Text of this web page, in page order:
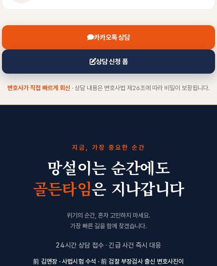
카카오톡 상담
상담 신청 폼
변호사가 직접 빠르게 회신 · 상담 내용은 변호사법 제26조에 따라 비밀이 보장됩니다.
지금, 가장 중요한 순간
망설이는 순간에도
골든타임은 지나갑니다
위기의 순간, 혼자 고민하지 마세요.
가장 빠른 길을 함께 찾겠습니다.
24시간 상담 접수 · 긴급 사건 즉시 대응
前 김앤장 · 사법시험 수석 · 前 검찰 부장검사 출신 변호사진이